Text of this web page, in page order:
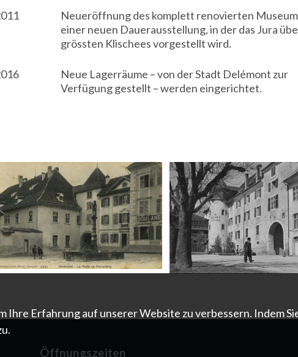
Neueröffnung des komplett renovierten
einer neuen Dauerausstellung, in der das Jura
grössten Klischees vorgestellt wird.
Neue Lagerräume – von der Stadt Delémont zur
Verfügung gestellt – werden eingerichtet.
Öffnungszeiten
Ihre Erfahrung auf unserer Website zu verbessern. Indem